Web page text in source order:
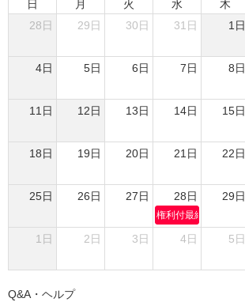
日 月 火 水 木
28日
29日 30日 31日 1日
4日 5日 6日 7日 8日
11日 12日 13日 14日 15日
18日 19日 20日 21日 22日
25日 26日 27日 28日
権利付最終日
29日
1日 2日 3日 4日 5日
Q&A・ヘルプ